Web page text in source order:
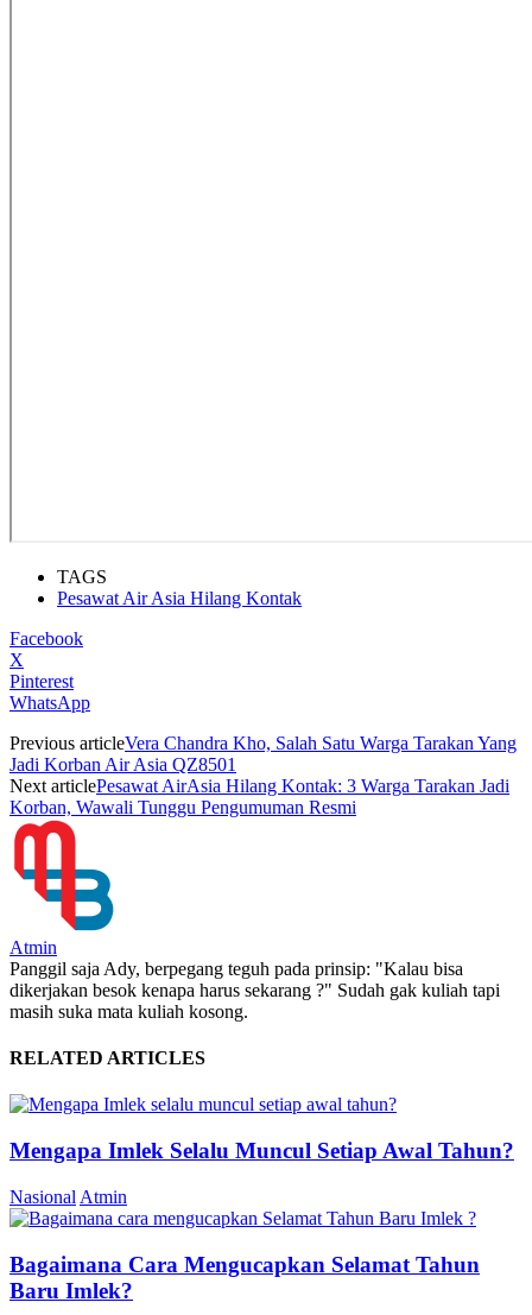
TAGS
Pesawat Air Asia Hilang Kontak
Facebook
X
Pinterest
WhatsApp
Previous articleVera Chandra Kho, Salah Satu Warga Tarakan Yang
Jadi Korban Air Asia QZ8501
Next articlePesawat AirAsia Hilang Kontak: 3 Warga Tarakan Jadi
Korban, Wawali Tunggu Pengumuman Resmi
Atmin
Panggil saja Ady, berpegang teguh pada prinsip: "Kalau bisa
dikerjakan besok kenapa harus sekarang ?" Sudah gak kuliah tapi
masih suka mata kuliah kosong.
RELATED ARTICLES
Mengapa Imlek Selalu Muncul Setiap Awal Tahun?
Nasional Atmin
Bagaimana Cara Mengucapkan Selamat Tahun
Baru Imlek?